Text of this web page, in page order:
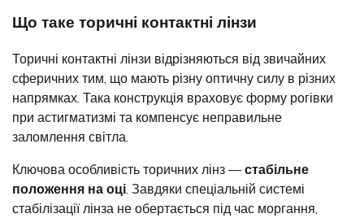
Що таке торичні контактні лінзи
Торичні контактні лінзи відрізняються від звичайних
сферичних тим, що мають різну оптичну силу в різних
напрямках. Така конструкція враховує форму рогівки
при астигматизмі та компенсує неправильне
заломлення світла.
Ключова особливість торичних лінз —стабільне
положення на оці. Завдяки спеціальній системі
стабілізації лінза не обертається під час моргання,